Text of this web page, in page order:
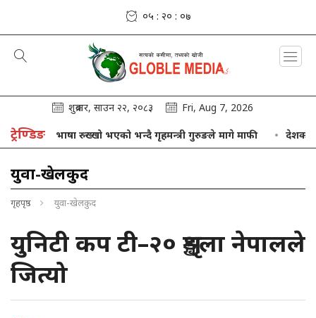
०५ : २० : ०७
शुक्रबार, साउन २२, २०८३ Fri, Aug 7, 2026
ट्रेण्डिङ
भाषा रुख्खो भएको भन्दै गृहमन्त्री गुरुङले मागे माफी देशका विभिन्न
युवा-खेलकुद
गृहपृष्ठ युवा-खेलकुद
युनिटी कप टी–२० शृङ्खला नेपालले
जित्यो